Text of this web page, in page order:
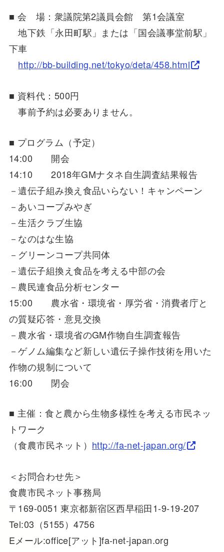
■ 会 場：衆議院第2議員会館 第1会議室
地下鉄「永田町駅」または「国会議事堂前駅」
下車
http://bb-building.net/tokyo/deta/458.html
■ 資料代：500円
事前予約は必要ありません。
■ プログラム（予定）
14:00 開会
14:10 2018年GMナタネ自生調査結果報告
－遺伝子組み換え食品いらない！キャンペーン
－あいコープみやぎ
－生活クラブ生協
－なのはな生協
－グリーンコープ共同体
－遺伝子組換え食品を考える中部の会
－農民連食品分析センター
15:00 農水省・環境省・厚労省・消費者庁と
の質疑応答・意見交換
－農水省・環境省のGM作物自生調査報告
－ゲノム編集など新しい遺伝子操作技術を用いた
作物の規制について
16:00 閉会
■ 主催：食と農から生物多様性を考える市民ネッ
トワーク
（食農市民ネット） http://fa-net-japan.org/
＜お問合わせ先＞
食農市民ネット事務局
〒169-0051 東京都新宿区西早稲田1-9-19-207
Tel:03（5155）4756
Eメール:office[アット]fa-net-japan.org